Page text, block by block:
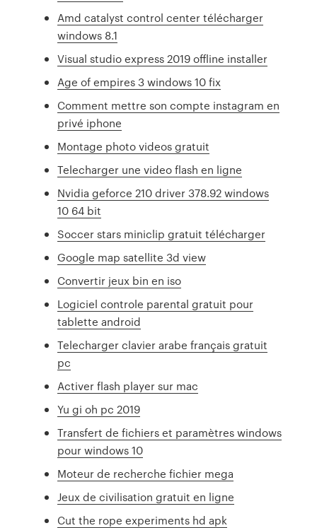
Amd catalyst control center télécharger
windows 8.1
Visual studio express 2019 offline installer
Age of empires 3 windows 10 fix
Comment mettre son compte instagram en
privé iphone
Montage photo videos gratuit
Telecharger une video flash en ligne
Nvidia geforce 210 driver 378.92 windows
10 64 bit
Soccer stars miniclip gratuit télécharger
Google map satellite 3d view
Convertir jeux bin en iso
Logiciel controle parental gratuit pour
tablette android
Telecharger clavier arabe français gratuit
pc
Activer flash player sur mac
Yu gi oh pc 2019
Transfert de fichiers et paramètres windows
pour windows 10
Moteur de recherche fichier mega
Jeux de civilisation gratuit en ligne
Cut the rope experiments hd apk